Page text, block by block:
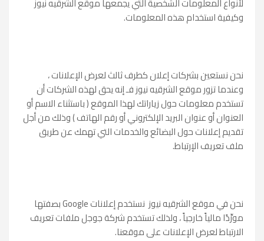
وكيفية استخدام هذه المعلومات.
نحن نستعين بشركات إعلان كطرف ثالث لعرض الإعلانات ،
وعندما تزور موقع الشرقيه نيوز فـ إنه يحق لهذه الشركات أن
تستخدم معلومات حول زياراتك لهذا الموقع ( باستثناء الاسم أو
العنوان أو عنوان البريد الإلكتروني أو رقم الهاتف ) وذلك من أجل
تقديم إعلانات حول البضائع والخدمات التي تهمك عن طريق
ملف تعريف الإرتباط.
نحن في موقع الشرقيه نيوز نستخدم إعلانات Google بصفتها
مورِّدًا مالياً خارجياً ، ولذلك تستخدم شركة جوجل ملفات تعريف
الارتباط لعرض الإعلانات على موقعنا.